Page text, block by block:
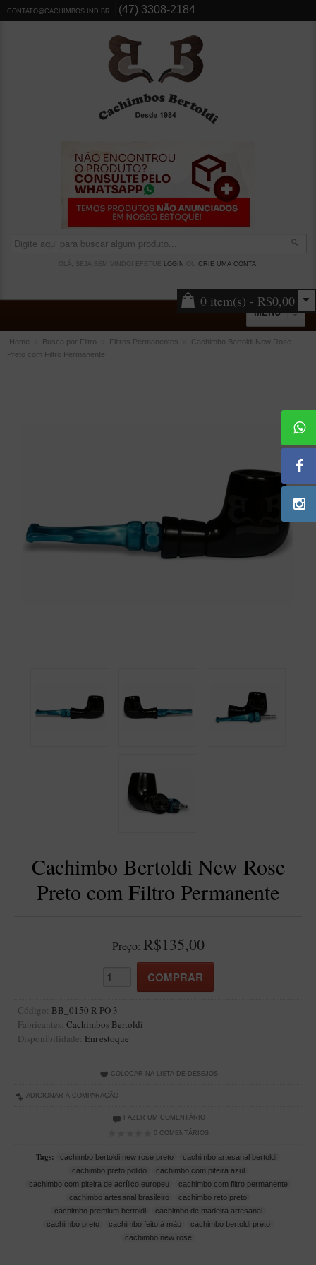
CONTATO@CACHIMBOS.IND.BR (47) 3308-2184
OLÁ, SEJA BEM VINDO! EFETUE LOGIN CRIE UMA CONTA.
0 item(s) - R$0,00
MENU
ACESSÓRIOS
Limpadores para Cachimbo
Bolsas para Cachimbo
Blends Para Enrolar
Sasso
Havana
LINHA IDELFONSO BERTOLDI
Suporte Botinha para 1 cachimbo
Suporte Churchwarden
Suporte Retangular
CACHIMBOS ARTESANAIS BRASILEIROS
Cachimbos Mini
Elite
Elite Nº 2
Home Busca por Filtro Filtros Permanentes
Cachimbo Bertoldi New Rose
Preto com Filtro Permanente
Cachimbo Bertoldi New Rose
Preto com Filtro Permanente
Preço: R$135,00
Código: BB_0150 R PO 3
Fabricantes: Cachimbos Bertoldi
Disponibilidade: Em estoque
COLOCAR NA LISTA DE DESEJOS
ADICIONAR À COMPARAÇÃO
FAZER UM COMENTÁRIO
0 COMENTÁRIOS
Tags: cachimbo bertoldi new rose preto
cachimbo artesanal bertoldi
cachimbo preto polido
cachimbo com piteira azul
cachimbo com piteira de acrílico europeu
cachimbo com filtro permanente
cachimbo artesanal brasileiro
cachimbo reto preto
cachimbo premium bertoldi
cachimbo de madeira artesanal
cachimbo preto
cachimbo feito à mão
cachimbo bertoldi preto
cachimbo new rose